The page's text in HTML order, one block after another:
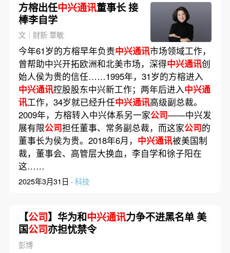
方榕出任中兴通讯董事长 接
棒李自学
文｜财新 覃敏
今年61岁的方榕早年负责中兴通讯市场领域工作，
曾帮助中兴开拓欧洲和北美市场，深得中兴通讯创
始人侯为贵的信任……1995年，31岁的方榕进入
中兴通讯控股股东中兴新工作；两年后进入中兴通
讯工作，34岁就已经升任中兴通讯高级副总裁。
2009年，方榕转入中兴体系另一家公司——中兴发
展有限公司担任董事、常务副总裁，而这家公司的
董事长为侯为贵。2018年6月， 中兴通讯被美国制
裁，董事会、高管层大换血，李自学和徐子阳在
这……
2025年3月31日 · 科技
【公司】华为和中兴通讯力争不进黑名单 美
国公司亦担忧禁令
彭博